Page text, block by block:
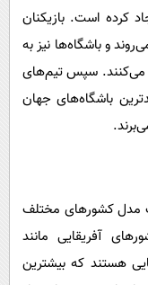
کرده است. بازیکنان
و باشگاه‌ها نیز به
می‌کنند. سپس تیم‌های
باشگاه‌های جهان
مدل کشورهای مختلف
آفریقایی مانند
هستند که بیشترین